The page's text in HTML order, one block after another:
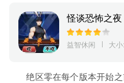
怪谈恐怖之夜
益智休闲 大
绝区零在每个版本开始